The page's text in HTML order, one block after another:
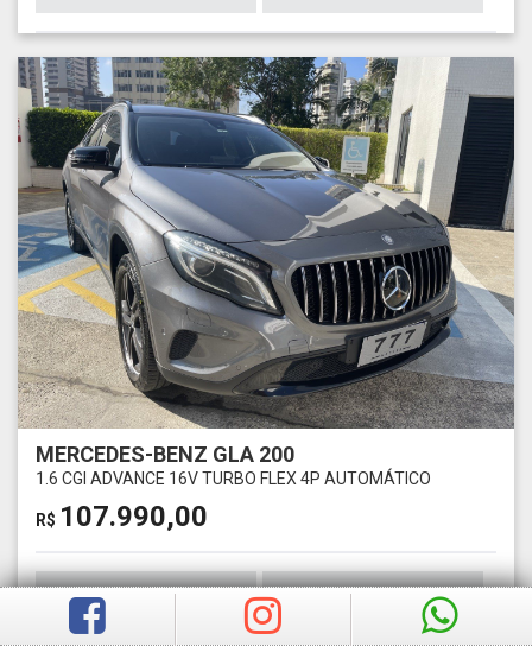
MERCEDES-BENZ GLA 200
1.6 CGI ADVANCE 16V TURBO FLEX 4P AUTOMÁTICO
R$ 107.990,00